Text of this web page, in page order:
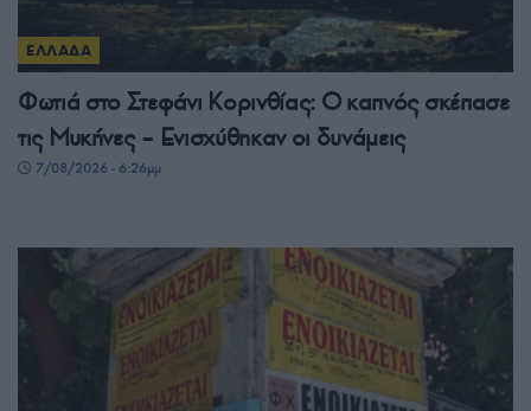
ΕΛΛΑΔΑ
Φωτιά στο Στεφάνι Κορινθίας: Ο καπνός σκέπασε
τις Μυκήνες – Ενισχύθηκαν οι δυνάμεις
7/08/2026 - 6:26μμ